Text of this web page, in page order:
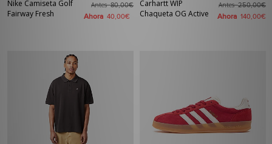
Nike Camiseta Golf
Fairway Fresh
Antes80,00€
Ahora 40,00€
Carhartt WIP
Chaqueta OG Active
Antes250,00€
Ahora 140,00€